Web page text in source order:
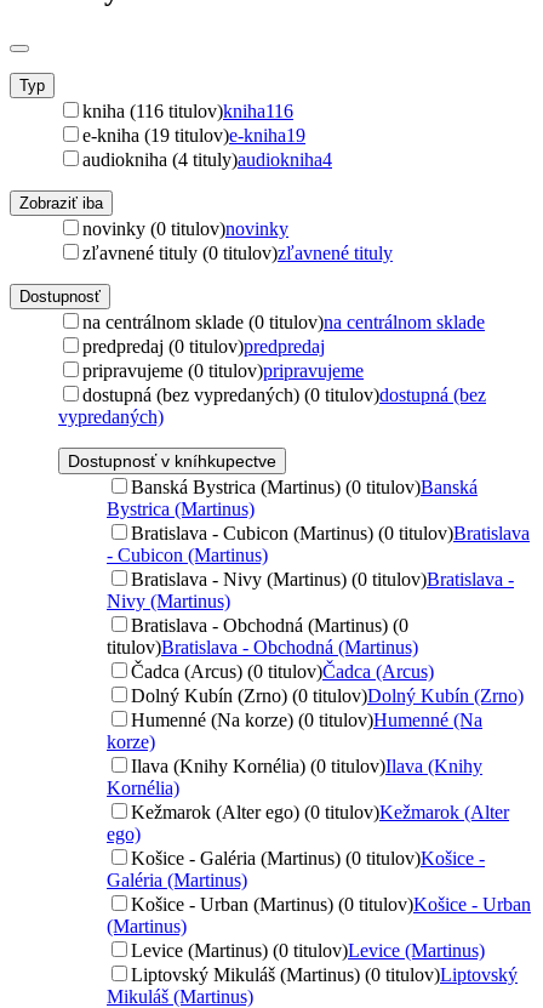
Typ
kniha (116 titulov)kniha116
e-kniha (19 titulov)e-kniha19
audiokniha (4 tituly)audiokniha4
Zobraziť iba
novinky (0 titulov)novinky
zľavnené tituly (0 titulov)zľavnené tituly
Dostupnosť
na centrálnom sklade (0 titulov)na centrálnom sklade
predpredaj (0 titulov)predpredaj
pripravujeme (0 titulov)pripravujeme
dostupná (bez vypredaných) (0 titulov)dostupná (bez
vypredaných)
Dostupnosť v kníhkupectve
Banská Bystrica (Martinus) (0 titulov)Banská
Bystrica (Martinus)
Bratislava - Cubicon (Martinus) (0 titulov)Bratislava
- Cubicon (Martinus)
Bratislava - Nivy (Martinus) (0 titulov)Bratislava -
Nivy (Martinus)
Bratislava - Obchodná (Martinus) (0
titulov)Bratislava - Obchodná (Martinus)
Čadca (Arcus) (0 titulov)Čadca (Arcus)
Dolný Kubín (Zrno) (0 titulov)Dolný Kubín (Zrno)
Humenné (Na korze) (0 titulov)Humenné (Na
korze)
Ilava (Knihy Kornélia) (0 titulov)Ilava (Knihy
Kornélia)
Kežmarok (Alter ego) (0 titulov)Kežmarok (Alter
ego)
Košice - Galéria (Martinus) (0 titulov)Košice -
Galéria (Martinus)
Košice - Urban (Martinus) (0 titulov)Košice - Urban
(Martinus)
Levice (Martinus) (0 titulov)Levice (Martinus)
Liptovský Mikuláš (Martinus) (0 titulov)Liptovský
Mikuláš (Martinus)